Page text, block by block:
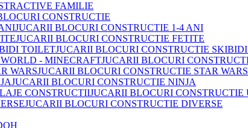
FAMILIE
CONSTRUCTIE
JUCARII BLOCURI CONSTRUCTIE 1-4 ANI
JUCARII BLOCURI CONSTRUCTIE FETITE
JUCARII BLOCURI CONSTRUCTIE
JUCARII BLOCURI
JUCARII BLOCURI CONSTRUCTIE STAR WARS
JUCARII BLOCURI CONSTRUCTIE NINJA
JUCARII BLOCURI
JUCARII BLOCURI CONSTRUCTIE DIVERSE